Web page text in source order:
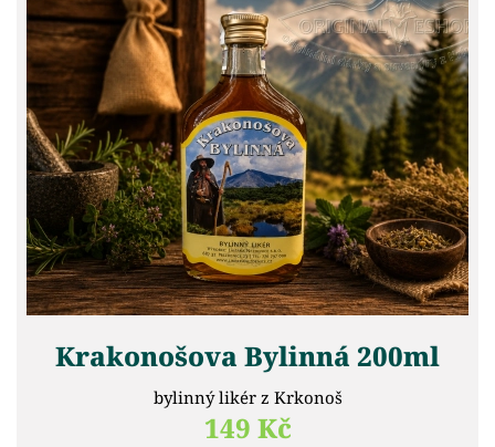
Krakonošova Bylinná 200ml
bylinný likér z Krkonoš
149 Kč